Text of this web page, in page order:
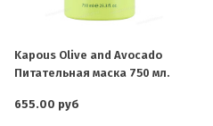
Kapous Olive and Avocado
Питательная маска 750 мл.
655.00 руб